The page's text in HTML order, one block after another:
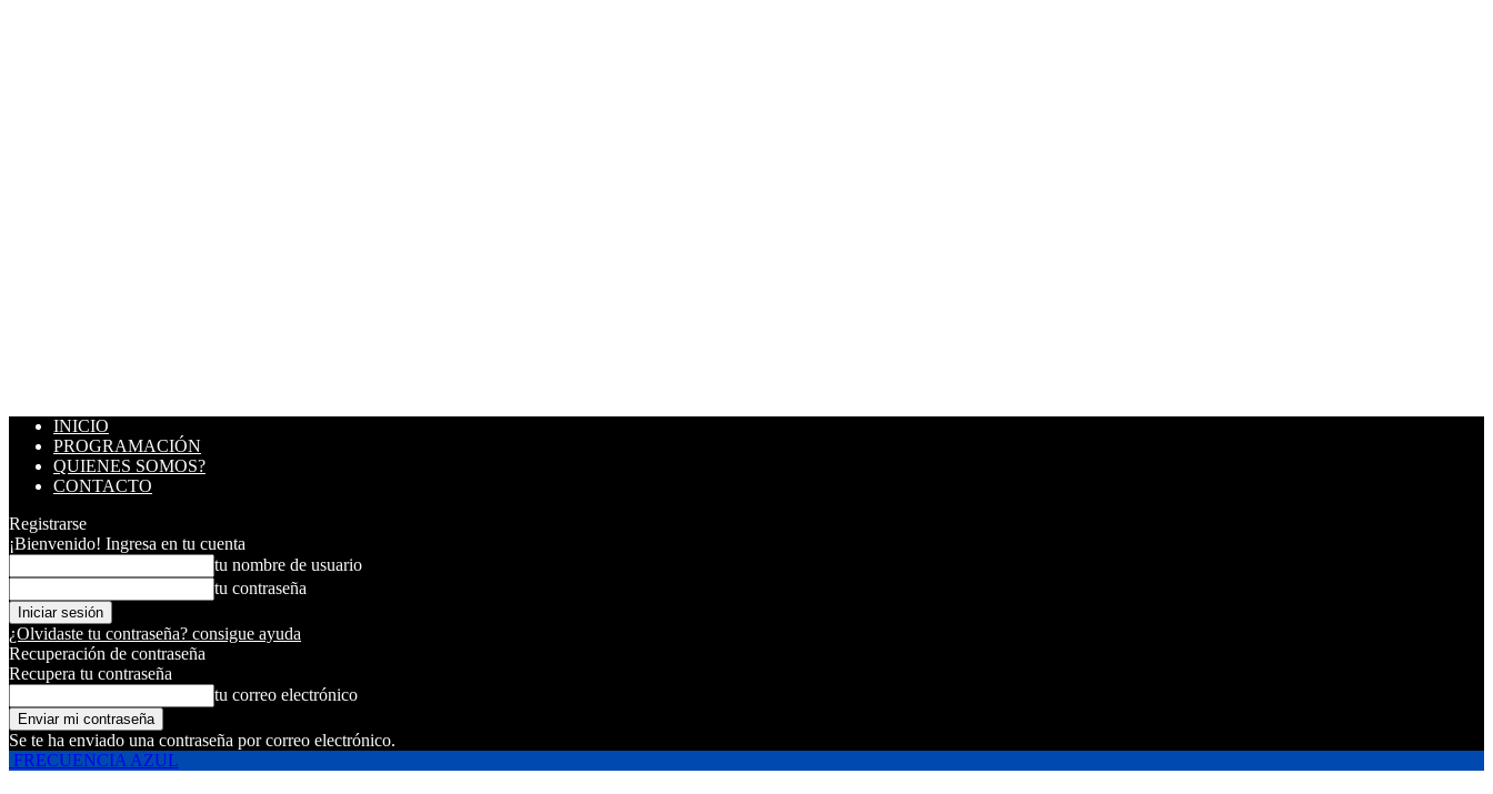
INICIO
PROGRAMACIÓN
QUIENES SOMOS?
CONTACTO
Registrarse
¡Bienvenido! Ingresa en tu cuenta
tu nombre de usuario
tu contraseña
¿Olvidaste tu contraseña? consigue ayuda
Recuperación de contraseña
Recupera tu contraseña
tu correo electrónico
Se te ha enviado una contraseña por correo electrónico.
FRECUENCIA AZUL